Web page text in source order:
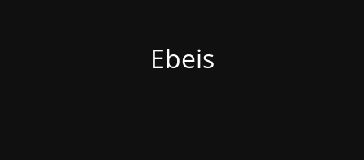
Ebeis